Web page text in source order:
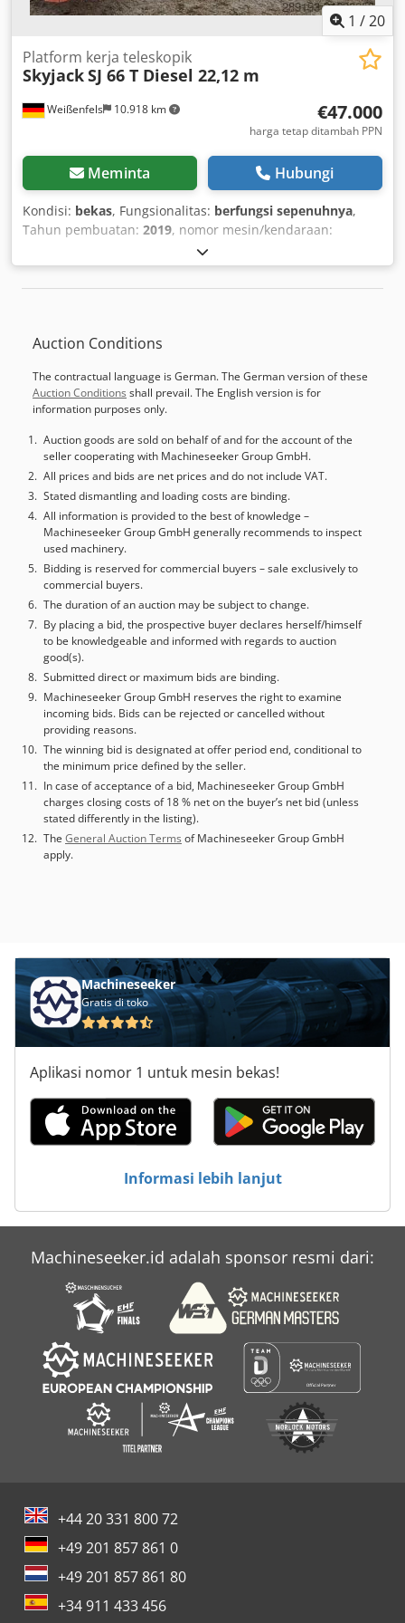
1 /20
Weißenfels 10.918 km
Platform kerja teleskopik
SkyjackSJ 66 T Diesel 22,12 m
€47.000
harga tetap ditambah PPN
Meminta Hubungi
Kondisi: bekas, Fungsionalitas: berfungsi sepenuhnya,
Tahun pembuatan: 2019, nomor mesin/kendaraan:
55,2 kW (75,05 hp)
kg, tinggi angkat:20.120 mm, panjang platform:1.830
mm, lebar platform:910 mm, berat keseluruhan:12.800
bakar:diesel, ukuran ban:
Mesin: Diesel 55,2 kW (74 PS) Ketinggian kerja: 22,12 m
Ketinggian platform: 20,12 m Jangkauan samping: 17,37 m
Ukuran platform (P x L): 0,91 m x 1,83 m Dimensi
keseluruhan (P x L x T): 10,34 m x 2,44 m x 2,57 m Area
putar: 360° Rotasi platform: 170° Daya angkut: 272 kg
Panjang keranjang: 1,52 m Berat: 12.800 kg Kemampuan
tanjakan: 50% Kecepatan maksimal: 7,2 km/jam Tanda
penggunaan umum, sepenuhnya berfungsi
Auction Conditions
The contractual language is German. The German version of these
Auction Conditions shall prevail. The English version is for
information purposes only.
Auction goods are sold on behalf of and for the account of the
seller cooperating with Machineseeker Group GmbH.
All prices and bids are net prices and do not include VAT.
Stated dismantling and loading costs are binding.
All information is provided to the best of knowledge –
Machineseeker Group GmbH generally recommends to inspect
used machinery.
Bidding is reserved for commercial buyers – sale exclusively to
commercial buyers.
The duration of an auction may be subject to change.
By placing a bid, the prospective buyer declares herself/himself
to be knowledgeable and informed with regards to auction
good(s).
Submitted direct or maximum bids are binding.
Machineseeker Group GmbH reserves the right to examine
incoming bids. Bids can be rejected or cancelled without
providing reasons.
The winning bid is designated at offer period end, conditional to
the minimum price defined by the seller.
In case of acceptance of a bid, Machineseeker Group GmbH
charges closing costs of 18 % net on the buyer’s net bid (unless
stated differently in the listing).
The General Auction Terms of Machineseeker Group GmbH
apply.
Machineseeker
Gratis di toko
Aplikasi nomor 1 untuk mesin bekas!
Informasi lebih lanjut
Machineseeker.id adalah sponsor resmi dari:
+44 20 331 800 72
+49 201 857 861 0
+49 201 857 861 80
+34 911 433 456